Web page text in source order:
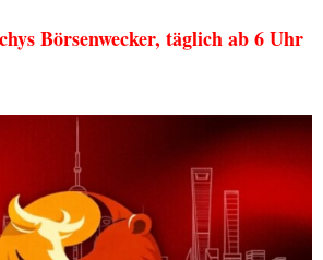
Börsenwecker, täglich ab 6 Uhr